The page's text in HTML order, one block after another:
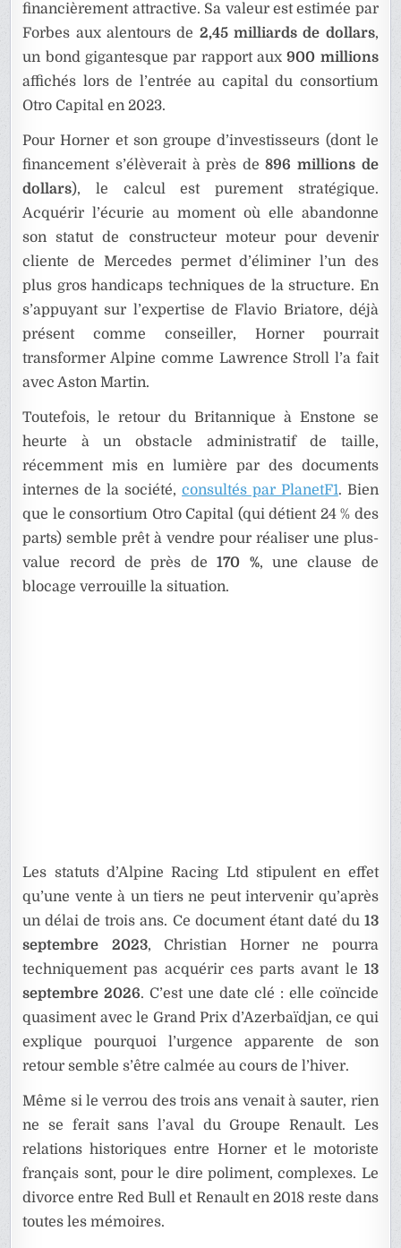
financièrement attractive. Sa valeur est estimée par
Forbes aux alentours de 2,45 milliards de dollars,
un bond gigantesque par rapport aux900 millions
affichés lors de l’entrée au capital du consortium
Otro Capital en 2023.
Pour Horner et son groupe d’investisseurs (dont le
financement s’élèverait à près de896 millions de
dollars), le calcul est purement stratégique.
Acquérir l’écurie au moment où elle abandonne
son statut de constructeur moteur pour devenir
cliente de Mercedes permet d’éliminer l’un des
plus gros handicaps techniques de la structure. En
s’appuyant sur l’expertise de Flavio Briatore, déjà
présent comme conseiller, Horner pourrait
transformer Alpine comme Lawrence Stroll l’a fait
avec Aston Martin.
Toutefois, le retour du Britannique à Enstone se
heurte à un obstacle administratif de taille,
récemment mis en lumière par des documents
internes de la société, consultés par PlanetF1. Bien
que le consortium Otro Capital (qui détient 24 % des
parts) semble prêt à vendre pour réaliser une plus-
value record de près de170 %, une clause de
blocage verrouille la situation.
Les statuts d’Alpine Racing Ltd stipulent en effet
qu’une vente à un tiers ne peut intervenir qu’après
un délai de trois ans. Ce document étant daté du 13
septembre 2023, Christian Horner ne pourra
techniquement pas acquérir ces parts avant le 13
septembre 2026. C’est une date clé : elle coïncide
quasiment avec le Grand Prix d’Azerbaïdjan, ce qui
explique pourquoi l’urgence apparente de son
retour semble s’être calmée au cours de l’hiver.
Même si le verrou des trois ans venait à sauter, rien
ne se ferait sans l’aval du Groupe Renault. Les
relations historiques entre Horner et le motoriste
français sont, pour le dire poliment, complexes. Le
divorce entre Red Bull et Renault en 2018 reste dans
toutes les mémoires.